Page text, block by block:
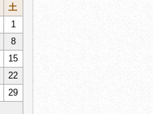
土
1
8
15
22
29